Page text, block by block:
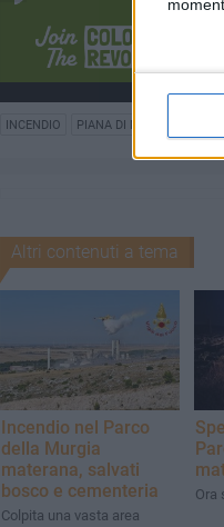
INCENDIO PIANA DI METAPONTO
Altri contenuti a tema
Incendio nel Parco
della Murgia
materana, salvati
bosco e cementeria
Colpita una vasta area
Ora